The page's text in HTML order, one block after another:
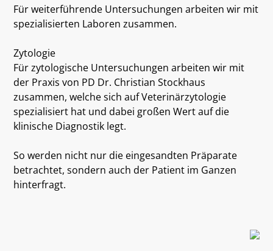
Für weiterführende Untersuchungen arbeiten wir mit
spezialisierten Laboren zusammen.
Zytologie
Für zytologische Untersuchungen arbeiten wir mit
der Praxis von PD Dr. Christian Stockhaus
zusammen, welche sich auf Veterinärzytologie
spezialisiert hat und dabei großen Wert auf die
klinische Diagnostik legt.
So werden nicht nur die eingesandten Präparate
betrachtet, sondern auch der Patient im Ganzen
hinterfragt.